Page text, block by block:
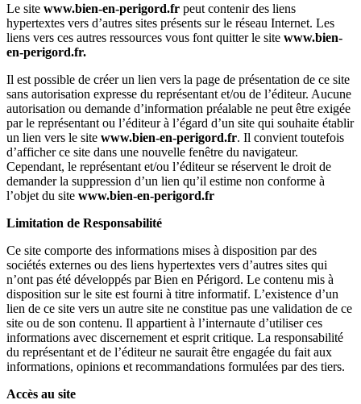
Le site www.bien-en-perigord.fr peut contenir des liens
hypertextes vers d’autres sites présents sur le réseau Internet. Les
liens vers ces autres ressources vous font quitter le site www.bien-
en-perigord.fr.
Il est possible de créer un lien vers la page de présentation de ce site
sans autorisation expresse du représentant et/ou de l’éditeur. Aucune
autorisation ou demande d’information préalable ne peut être exigée
par le représentant ou l’éditeur à l’égard d’un site qui souhaite établir
un lien vers le site www.bien-en-perigord.fr. Il convient toutefois
d’afficher ce site dans une nouvelle fenêtre du navigateur.
Cependant, le représentant et/ou l’éditeur se réservent le droit de
demander la suppression d’un lien qu’il estime non conforme à
l’objet du site www.bien-en-perigord.fr
Limitation de Responsabilité
Ce site comporte des informations mises à disposition par des
sociétés externes ou des liens hypertextes vers d’autres sites qui
n’ont pas été développés par Bien en Périgord. Le contenu mis à
disposition sur le site est fourni à titre informatif. L’existence d’un
lien de ce site vers un autre site ne constitue pas une validation de ce
site ou de son contenu. Il appartient à l’internaute d’utiliser ces
informations avec discernement et esprit critique. La responsabilité
du représentant et de l’éditeur ne saurait être engagée du fait aux
informations, opinions et recommandations formulées par des tiers.
Accès au site